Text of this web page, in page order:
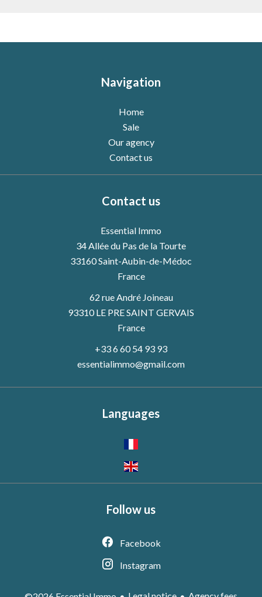
Navigation
Home
Sale
Our agency
Contact us
Contact us
Essential Immo
34 Allée du Pas de la Tourte
33160Saint-Aubin-de-Médoc
France
62 rue André Joineau
93310 LE PRE SAINT GERVAIS
France
+33 6 60 54 93 93
essentialimmo@gmail.com
Languages
Follow us
Facebook
Instagram